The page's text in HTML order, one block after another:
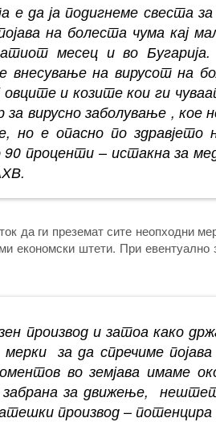
е да ја подигнеме свеста
на болеста чума кај
месец и во
внесување на вирусот на
и козите кои ги
вирусно заболување , кое
но е опасно по
проценти – истакна за
да ги преземат сите неопходни
економски штети. При
производ и затоа како
за да спречиме појава
во земјава имаме
забрана за движење,
производ – потенцира